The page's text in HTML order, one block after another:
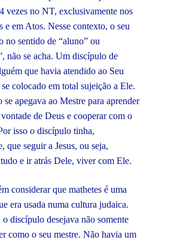
vezes no NT, exclusivamente nos
e em Atos. Nesse contexto, o seu
no sentido de “aluno” ou
não se acha. Um discípulo de
que havia atendido ao Seu
colocado em total sujeição a Ele.
apegava ao Mestre para aprender
de Deus e cooperar com o
isso o discípulo tinha,
que seguir a Jesus, ou seja,
e ir atrás Dele, viver com Ele.
considerar que mathetes é uma
era usada numa cultura judaica.
discípulo desejava não somente
como o seu mestre. Não havia um